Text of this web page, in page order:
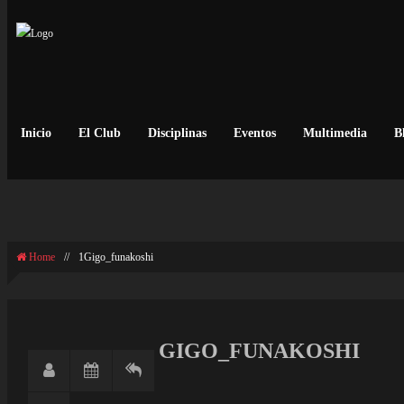
Inicio El Club Disciplinas Eventos Multimedia
Home // 1Gigo_funakoshi
GIGO_FUNAKOSHI